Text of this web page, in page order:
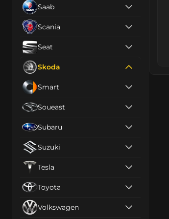
Saab
Scania
Seat
Skoda
Smart
Soueast
Subaru
Suzuki
Tesla
Toyota
Volkswagen